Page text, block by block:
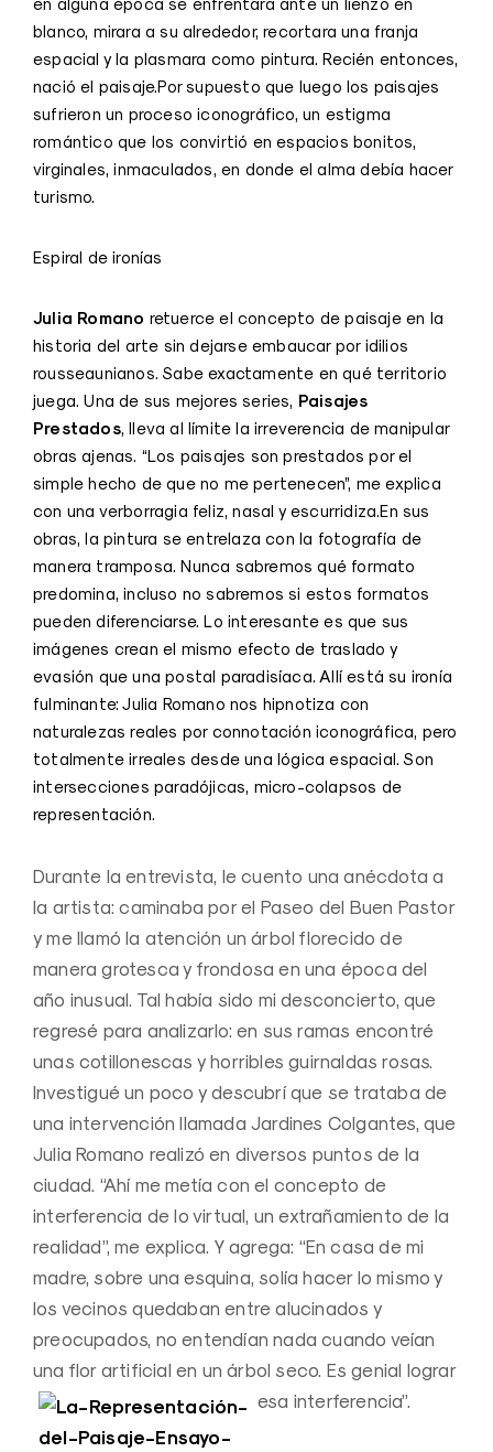
blanco, mirara a su alrededor, recortara una franja
espacial y la plasmara como pintura. Recién entonces,
nació el paisaje.Por supuesto que luego los paisajes
sufrieron un proceso iconográfico, un estigma
romántico que los convirtió en espacios bonitos,
virginales, inmaculados, en donde el alma debía hacer
turismo.
Espiral de ironías
Julia Romano retuerce el concepto de paisaje en la
historia del arte sin dejarse embaucar por idilios
rousseaunianos. Sabe exactamente en qué territorio
juega. Una de sus mejores series, Paisajes
Prestados, lleva al límite la irreverencia de manipular
obras ajenas. “Los paisajes son prestados por el
simple hecho de que no me pertenecen”, me explica
con una verborragia feliz, nasal y escurridiza.En sus
obras, la pintura se entrelaza con la fotografía de
manera tramposa. Nunca sabremos qué formato
predomina, incluso no sabremos si estos formatos
pueden diferenciarse. Lo interesante es que sus
imágenes crean el mismo efecto de traslado y
evasión que una postal paradisíaca. Allí está su ironía
fulminante: Julia Romano nos hipnotiza con
naturalezas reales por connotación iconográfica, pero
totalmente irreales desde una lógica espacial. Son
intersecciones paradójicas, micro-colapsos de
representación.
Durante la entrevista, le cuento una anécdota a
la artista: caminaba por el Paseo del Buen Pastor
y me llamó la atención un árbol florecido de
manera grotesca y frondosa en una época del
año inusual. Tal había sido mi desconcierto, que
regresé para analizarlo: en sus ramas encontré
unas cotillonescas y horribles guirnaldas rosas.
Investigué un poco y descubrí que se trataba de
una intervención llamada Jardines Colgantes, que
Julia Romano realizó en diversos puntos de la
ciudad. “Ahí me metía con el concepto de
interferencia de lo virtual, un extrañamiento de la
realidad”, me explica. Y agrega: “En casa de mi
madre, sobre una esquina, solía hacer lo mismo y
los vecinos quedaban entre alucinados y
preocupados, no entendían nada cuando veían
una flor artificial en un árbol seco. Es genial lograr
esa interferencia”.